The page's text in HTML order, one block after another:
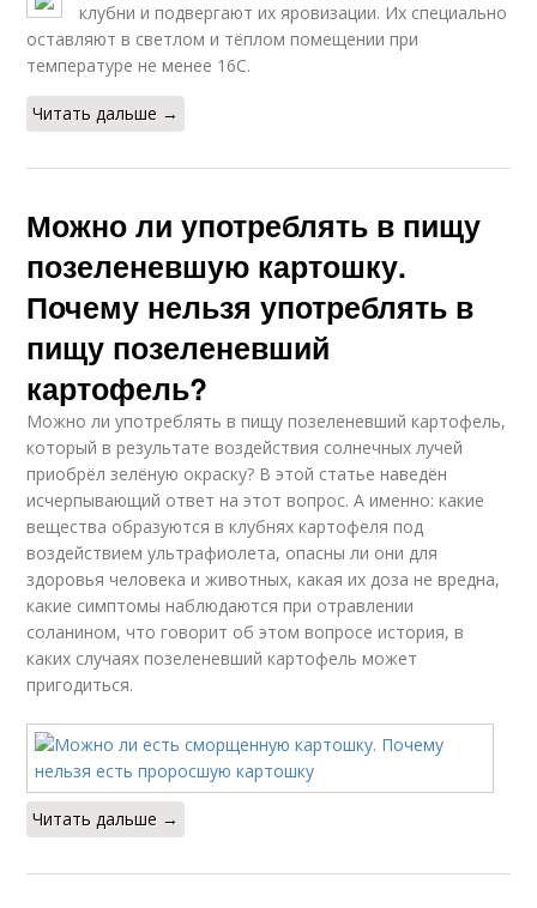
клубни и подвергают их яровизации. Их специально
оставляют в светлом и тёплом помещении при
температуре не менее 16С.
Читать дальше →
Можно ли употреблять в пищу
позеленевшую картошку.
Почему нельзя употреблять в
пищу позеленевший
картофель?
Можно ли употреблять в пищу позеленевший картофель,
который в результате воздействия солнечных лучей
приобрёл зелёную окраску? В этой статье наведён
исчерпывающий ответ на этот вопрос. А именно: какие
вещества образуются в клубнях картофеля под
воздействием ультрафиолета, опасны ли они для
здоровья человека и животных, какая их доза не вредна,
какие симптомы наблюдаются при отравлении
соланином, что говорит об этом вопросе история, в
каких случаях позеленевший картофель может
пригодиться.
Читать дальше →